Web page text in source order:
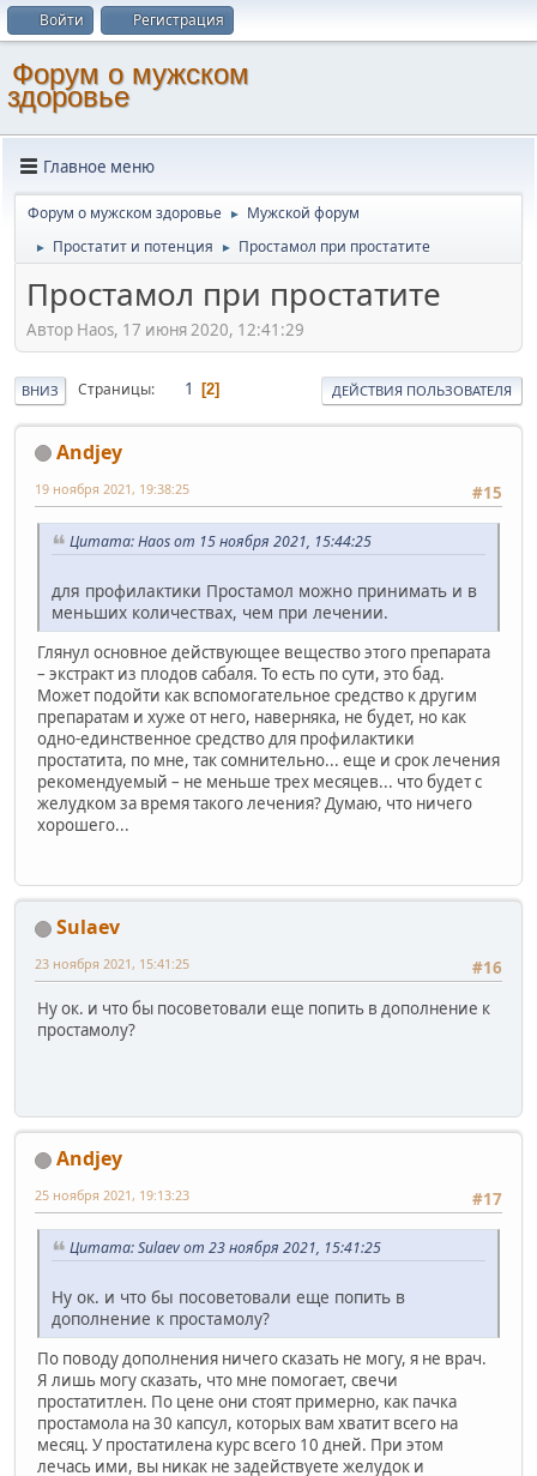
Войти Регистрация
Форум о мужском
здоровье
Главное меню
Форум о мужском здоровье ► Мужской форум
► Простатит и потенция ► Простамол при простатите
Простамол при простатите
Автор Haos, 17 июня 2020, 12:41:29
ВНИЗ Страницы 1 2 ДЕЙСТВИЯ ПОЛЬЗОВАТЕЛЯ
Andjey
#15
19 ноября 2021, 19:38:25
Цитата: Haos от 15 ноября 2021, 15:44:25
для профилактики Простамол можно принимать и в
меньших количествах, чем при лечении.
Глянул основное действующее вещество этого препарата
– экстракт из плодов сабаля. То есть по сути, это бад.
Может подойти как вспомогательное средство к другим
препаратам и хуже от него, наверняка, не будет, но как
одно-единственное средство для профилактики
простатита, по мне, так сомнительно... еще и срок лечения
рекомендуемый – не меньше трех месяцев... что будет с
желудком за время такого лечения? Думаю, что ничего
хорошего...
Sulaev
#16
23 ноября 2021, 15:41:25
Ну ок. и что бы посоветовали еще попить в дополнение к
простамолу?
Andjey
#17
25 ноября 2021, 19:13:23
Цитата: Sulaev от 23 ноября 2021, 15:41:25
Ну ок. и что бы посоветовали еще попить в
дополнение к простамолу?
По поводу дополнения ничего сказать не могу, я не врач.
Я лишь могу сказать, что мне помогает, свечи
простатитлен. По цене они стоят примерно, как пачка
простамола на 30 капсул, которых вам хватит всего на
месяц. У простатилена курс всего 10 дней. При этом
лечась ими, вы никак не задействуете желудок и